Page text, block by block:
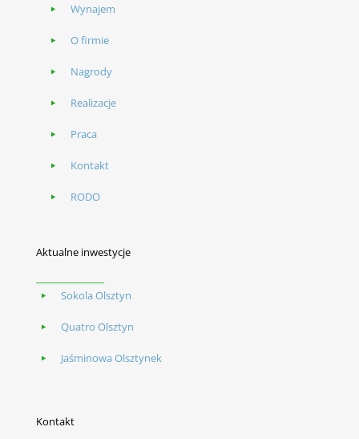
Wynajem
O firmie
Nagrody
Realizacje
Praca
Kontakt
RODO
Aktualne inwestycje
Sokola Olsztyn
Quatro Olsztyn
Jaśminowa Olsztynek
Kontakt